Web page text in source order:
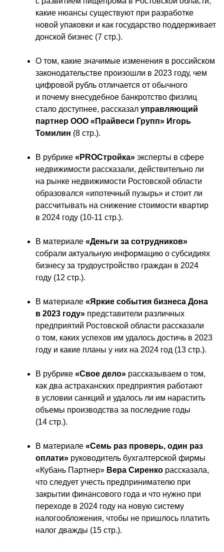
какие нюансы существуют при разработке
новой упаковки и как государство поддерживает
донской бизнес (7 стр.).
О том, какие значимые изменения в российском
законодательстве произошли в 2023 году, чем
цифровой рубль отличается от обычного
и почему внесудебное банкротство физлиц
стало доступнее, рассказал управляющий
партнер ООО «Прайвеси Групп» Игорь
Томилин (8 стр.).
В рубрике «PROСтройка» эксперты в сфере
недвижимости рассказали, действительно ли
на рынке недвижимости Ростовской области
образовался «ипотечный пузырь» и стоит ли
рассчитывать на снижение стоимости квартир
в 2024 году (10-11 стр.).
В материале «Деньги за сотрудников»
собрали актуальную информацию о субсидиях
бизнесу за трудоустройство граждан в 2024
году (12 стр.).
В материале «Яркие события бизнеса Дона
в 2023 году» представители различных
предприятий Ростовской области рассказали
о том, каких успехов им удалось достичь в 2023
году и какие планы у них на 2024 год (13 стр.).
В рубрике «Свое дело» рассказываем о том,
как два астраханских предприятия работают
в условии санкций и удалось ли им нарастить
объемы производства за последние годы
(14 стр.).
В материале «Семь раз проверь, один раз
оплати» руководитель бухгалтерской фирмы
«Кубань Партнер» Вера Сиренко рассказала,
что следует учесть предпринимателю при
закрытии финансового года и что нужно при
переходе в 2024 году на новую систему
налогообложения, чтобы не пришлось платить
налог дважды (15 стр.).